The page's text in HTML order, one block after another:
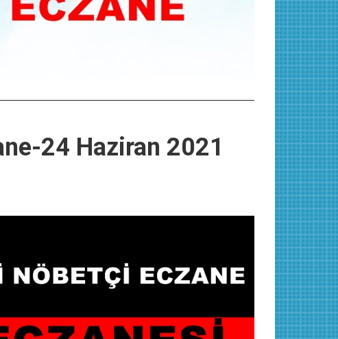
24 Haziran 2021